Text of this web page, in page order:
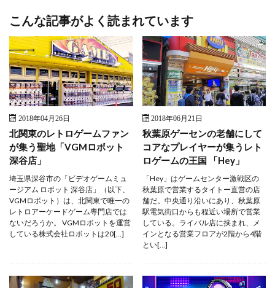
こんな記事がよく読まれています
2018年04月26日
北関東のレトロゲームファン
が集う聖地「VGMロボット
深谷店」
埼玉県深谷市の「ビデオゲームミュ
ージアム ロボット 深谷店」（以下、
VGMロボット）は、北関東で唯一の
レトロアーケードゲーム専門店では
ないだろうか。 VGMロボットを運営
している株式会社ロボットは20[…]
2018年06月21日
秋葉原ゲーセンの老舗にして
コアなプレイヤーが集うレト
ロゲームの王国 「Hey」
「Hey」はゲームセンター激戦区の
秋葉原で営業するタイトー直営の店
舗だ。中央通り沿いにあり、秋葉原
駅電気街口からも程近い場所で営業
している。ライバル店に挟まれ、メ
インとなる営業フロアが2階から4階
とい[…]